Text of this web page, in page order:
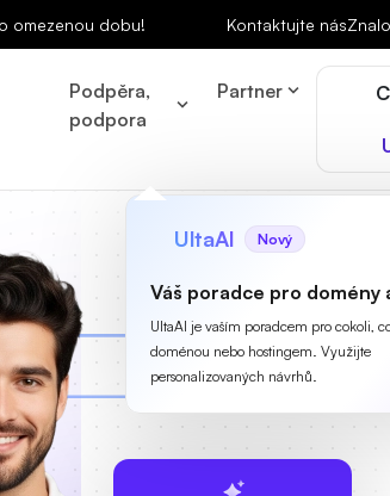
omezenou dobu! Kontaktujte nás
Podpěra,
podpora
Partner
UltaAI Nový
Váš poradce pro domény
UltaAI je vaším poradcem pro cokoli,
doménou nebo hostingem. Využijte
personalizovaných návrhů.